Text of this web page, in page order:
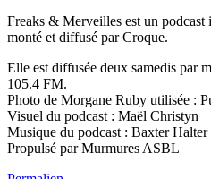
Freaks & Merveilles est un podcast
monté et diffusé par Croque.
Elle est diffusée deux samedis par
105.4 FM.
Photo de Morgane Ruby utilisée :
Visuel du podcast : Maël Christyn
Musique du podcast : Baxter Halter
Propulsé par Murmures ASBL